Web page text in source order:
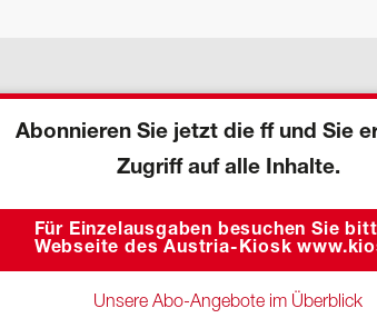
Abonnieren Sie jetzt die ff und Sie
Zugriff auf alle Inhalte.
Für Einzelausgaben besuchen Sie
Webseite des Austria-Kiosk
Unsere Abo-Angebote im Überblick